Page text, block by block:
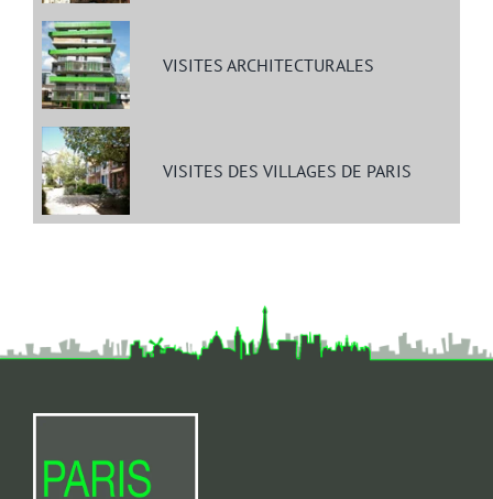
VISITES ARCHITECTURALES
VISITES DES VILLAGES DE PARIS